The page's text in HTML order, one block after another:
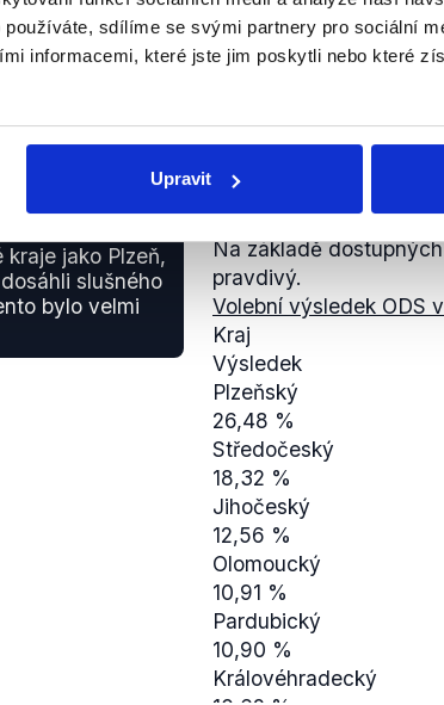
sdílíme se svými partnery pro sociální
informacemi, které jste jim poskytli nebo které
Upravit
LIDEM.
Zisky hlasů vybraných
4Koalice
22,86 %
x
x
x
ČSSD
14,66 %
14,03 %
35,85 %
23,58 %
KDU-ČSL
x
10,67 %
6,65 %
5,82 %
KSČM
21,14 %
19,68 %
kraje jako Plzeň,
slušného
bylo velmi
Na základě
pravdivý.
Volební výsledek ODS
Kraj
Výsledek
Plzeňský
26,48 %
Středočeský
18,32 %
Jihočeský
12,56 %
Olomoucký
10,91 %
Pardubický
10,90 %
Královéhradecký